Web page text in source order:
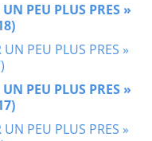
PEU PLUS PRES »
PEU PLUS PRES »